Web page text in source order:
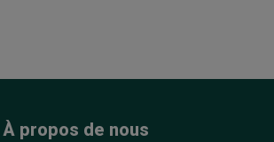
À propos de nous